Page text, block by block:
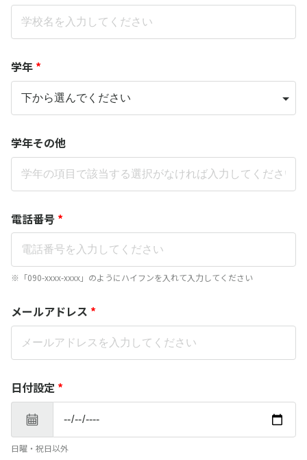
学年 *
学年その他
電話番号 *
※「090-xxxx-xxxx」のようにハイフンを入れて入力してください
メールアドレス *
日付設定 *
日曜・祝日以外